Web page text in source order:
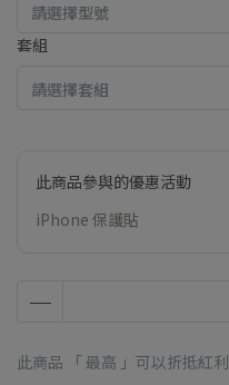
請選擇型號
套組
請選擇套組
此商品參與的優惠活動
iPhone 保護貼
此商品 「 最高 」可以折抵紅利